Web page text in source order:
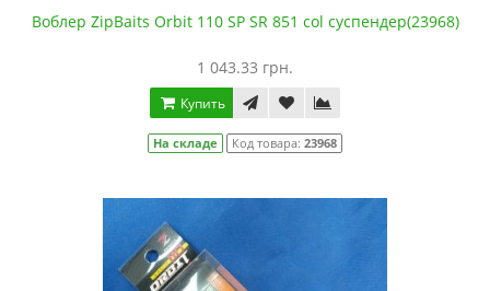
Воблер ZipBaits Orbit 110 SP SR 851 col суспендер(23968)
1 043.33 грн.
Купить
На складе Код товара: 23968